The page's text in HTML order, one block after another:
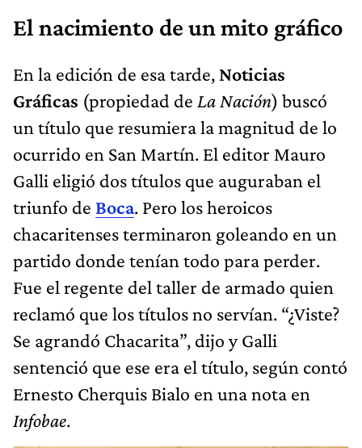
El nacimiento de un mito gráfico
En la edición de esa tarde, Noticias
Gráficas (propiedad de La Nación) buscó
un título que resumiera la magnitud de lo
ocurrido en San Martín. El editor Mauro
Galli eligió dos títulos que auguraban el
triunfo de Boca. Pero los heroicos
chacaritenses terminaron goleando en un
partido donde tenían todo para perder.
Fue el regente del taller de armado quien
reclamó que los títulos no servían. “¿Viste?
Se agrandó Chacarita”, dijo y Galli
sentenció que ese era el título, según contó
Ernesto Cherquis Bialo en una nota en
Infobae.